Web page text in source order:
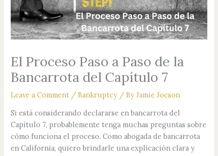
El Proceso Paso a Paso de la
Bancarrota del Capítulo 7
Leave a Comment /Bankruptcy / ByJamie Jocson
Si está considerando declararse en bancarrota del
Capítulo 7, probablemente tenga muchas preguntas sobre
cómo funciona el proceso. Como abogada de bancarrota
en California, quiero brindarle una explicación clara y